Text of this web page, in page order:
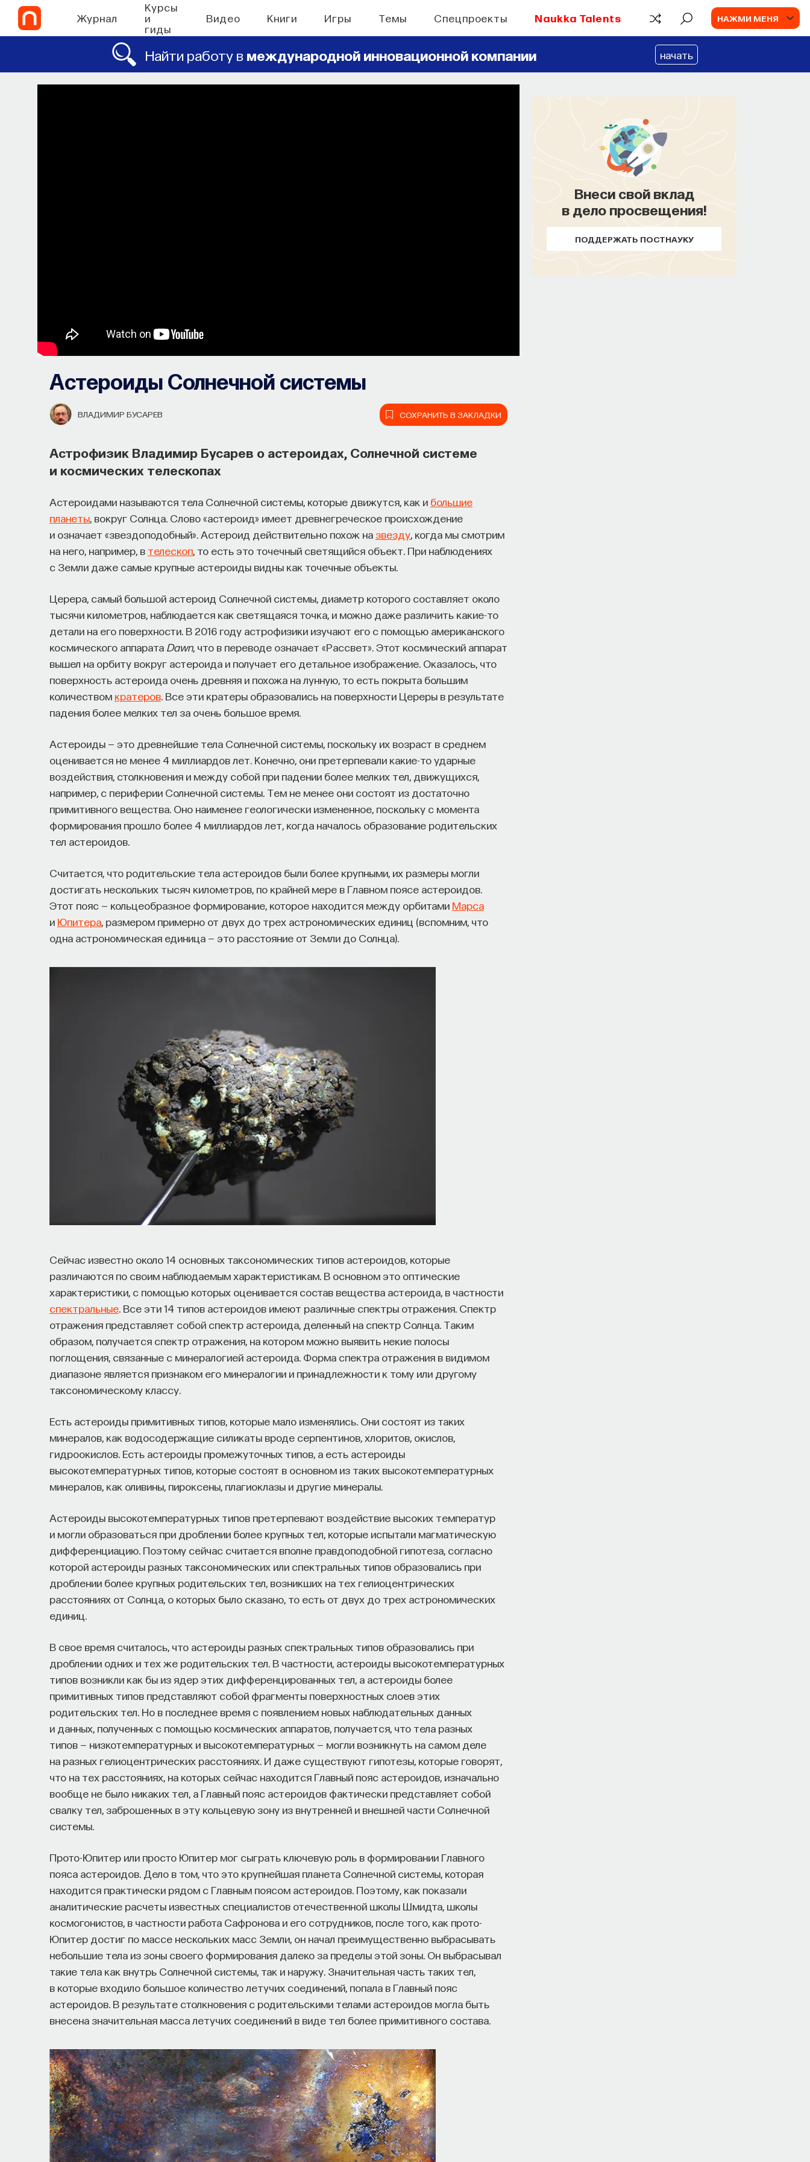
Журнал
Курсы
и
гиды
Видео Книги Игры Темы Спецпроекты Naukka Talents НАЖМИ МЕНЯ
Найти работу в международной инновационной компании начать
Астероиды Солнечной системы
ВЛАДИМИР БУСАРЕВ СОХРАНИТЬ В ЗАКЛАДКИ
Астрофизик Владимир Бусарев о астероидах, Солнечной системе
и космических телескопах
Астероидами называются тела Солнечной системы, которые движутся, как и большие
планеты , вокруг Солнца. Слово «астероид» имеет древнегреческое происхождение
и означает «звездоподобный». Астероид действительно похож на звезду , когда мы смотрим
на него, например, в телескоп , то есть это точечный светящийся объект. При наблюдениях
с Земли даже самые крупные астероиды видны как точечные объекты.
Церера, самый большой астероид Солнечной системы, диаметр которого составляет около
тысячи километров, наблюдается как светящаяся точка, и можно даже различить какие-то
детали на его поверхности. В 2016 году астрофизики изучают его с помощью американского
космического аппарата Dawn, что в переводе означает «Рассвет». Этот космический аппарат
вышел на орбиту вокруг астероида и получает его детальное изображение. Оказалось, что
поверхность астероида очень древняя и похожа на лунную, то есть покрыта большим
количеством кратеров . Все эти кратеры образовались на поверхности Цереры в результате
падения более мелких тел за очень большое время.
Астероиды — это древнейшие тела Солнечной системы, поскольку их возраст в среднем
оценивается не менее 4 миллиардов лет. Конечно, они претерпевали какие-то ударные
воздействия, столкновения и между собой при падении более мелких тел, движущихся,
например, с периферии Солнечной системы. Тем не менее они состоят из достаточно
примитивного вещества. Оно наименее геологически измененное, поскольку с момента
формирования прошло более 4 миллиардов лет, когда началось образование родительских
тел астероидов.
Считается, что родительские тела астероидов были более крупными, их размеры могли
достигать нескольких тысяч километров, по крайней мере в Главном поясе астероидов.
Этот пояс — кольцеобразное формирование, которое находится между орбитами Марса
и Юпитера , размером примерно от двух до трех астрономических единиц (вспомним, что
одна астрономическая единица — это расстояние от Земли до Солнца).
Сейчас известно около 14 основных таксономических типов астероидов, которые
различаются по своим наблюдаемым характеристикам. В основном это оптические
характеристики, с помощью которых оценивается состав вещества астероида, в частности
спектральные . Все эти 14 типов астероидов имеют различные спектры отражения. Спектр
отражения представляет собой спектр астероида, деленный на спектр Солнца. Таким
образом, получается спектр отражения, на котором можно выявить некие полосы
поглощения, связанные с минералогией астероида. Форма спектра отражения в видимом
диапазоне является признаком его минералогии и принадлежности к тому или другому
таксономическому классу.
Есть астероиды примитивных типов, которые мало изменялись. Они состоят из таких
минералов, как водосодержащие силикаты вроде серпентинов, хлоритов, окислов,
гидроокислов. Есть астероиды промежуточных типов, а есть астероиды
высокотемпературных типов, которые состоят в основном из таких высокотемпературных
минералов, как оливины, пироксены, плагиоклазы и другие минералы.
Астероиды высокотемпературных типов претерпевают воздействие высоких температур
и могли образоваться при дроблении более крупных тел, которые испытали магматическую
дифференциацию. Поэтому сейчас считается вполне правдоподобной гипотеза, согласно
которой астероиды разных таксономических или спектральных типов образовались при
дроблении более крупных родительских тел, возникших на тех гелиоцентрических
расстояниях от Солнца, о которых было сказано, то есть от двух до трех астрономических
единиц.
В свое время считалось, что астероиды разных спектральных типов образовались при
дроблении одних и тех же родительских тел. В частности, астероиды высокотемпературных
типов возникли как бы из ядер этих дифференцированных тел, а астероиды более
примитивных типов представляют собой фрагменты поверхностных слоев этих
родительских тел. Но в последнее время с появлением новых наблюдательных данных
и данных, полученных с помощью космических аппаратов, получается, что тела разных
типов — низкотемпературных и высокотемпературных — могли возникнуть на самом деле
на разных гелиоцентрических расстояниях. И даже существуют гипотезы, которые говорят,
что на тех расстояниях, на которых сейчас находится Главный пояс астероидов, изначально
вообще не было никаких тел, а Главный пояс астероидов фактически представляет собой
свалку тел, заброшенных в эту кольцевую зону из внутренней и внешней части Солнечной
системы.
Прото-Юпитер или просто Юпитер мог сыграть ключевую роль в формировании Главного
пояса астероидов. Дело в том, что это крупнейшая планета Солнечной системы, которая
находится практически рядом с Главным поясом астероидов. Поэтому, как показали
аналитические расчеты известных специалистов отечественной школы Шмидта, школы
космогонистов, в частности работа Сафронова и его сотрудников, после того, как прото-
Юпитер достиг по массе нескольких масс Земли, он начал преимущественно выбрасывать
небольшие тела из зоны своего формирования далеко за пределы этой зоны. Он выбрасывал
такие тела как внутрь Солнечной системы, так и наружу. Значительная часть таких тел,
в которые входило большое количество летучих соединений, попала в Главный пояс
астероидов. В результате столкновения с родительскими телами астероидов могла быть
внесена значительная масса летучих соединений в виде тел более примитивного состава.
Внеси свой вклад
в дело просвещения!
ПОДДЕРЖАТЬ ПОСТНАУКУ